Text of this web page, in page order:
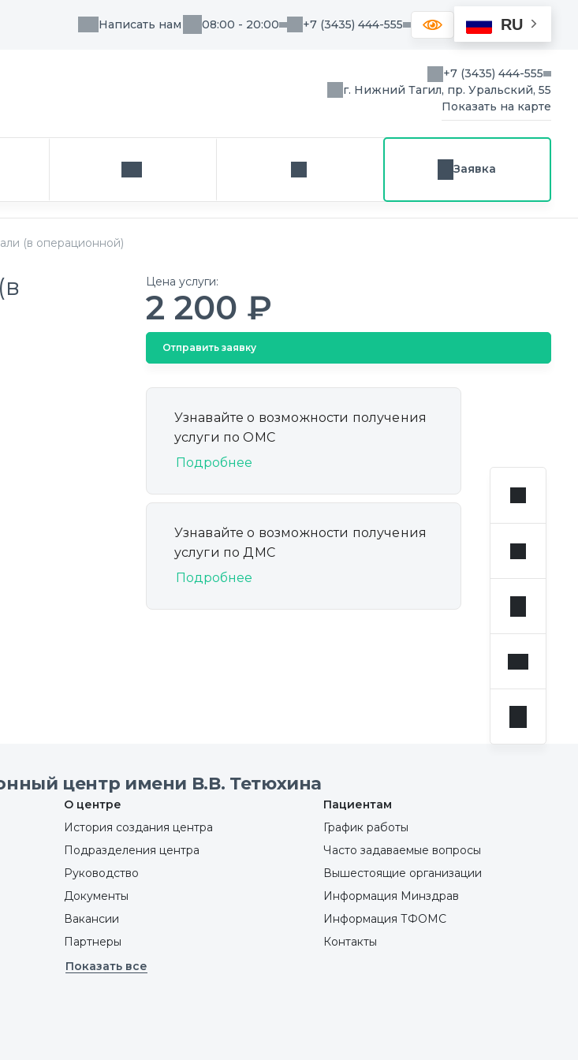
Написать нам 08:00 - 20:00 +7 (3435) 444-555 RU
+7 (3435) 444-555
г. Нижний Тагил, пр. Уральский, 55
Показать на карте
Написать нам Заказ звонка Заявка
(в операционной)
Цена услуги:
2 200 ₽
Отправить заявку
Узнавайте о возможности получения
услуги по ОМС
Подробнее
Узнавайте о возможности получения
услуги по ДМС
Подробнее
центр имени В.В. Тетюхина
О центре
История создания центра
Подразделения центра
Руководство
Документы
Вакансии
Партнеры
Показать все
Пациентам
График работы
Часто задаваемые вопросы
Вышестоящие организации
Информация Минздрав
Информация ТФОМС
Контакты